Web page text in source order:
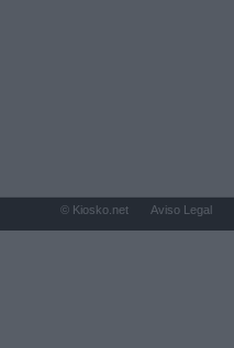
© Kiosko.net Aviso Legal